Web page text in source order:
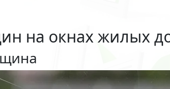
на окнах жилых